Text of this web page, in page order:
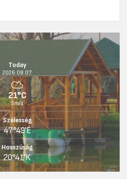
Today
2026.08.07.
21°C
5m/s
Szélesség
47°49'É
Hosszúság
20°41'K